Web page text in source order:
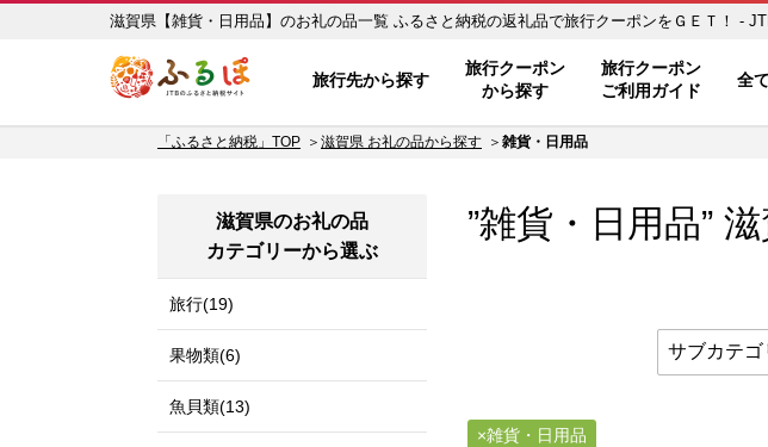
滋賀県【雑貨・日用品】のお礼の品一覧 ふるさと納税の返礼品で旅行クーポ
旅行先から探す
旅行クーポン
から探す
旅行クーポン
ご利用ガイド
全
「ふるさと納税」TOP 滋賀県 お礼の品から探す 雑貨・日用品
”雑貨・日用品”
雑貨・日用品
滋賀県のお礼の品
カテゴリーから選ぶ
旅行(19)
果物類(6)
魚貝類(13)